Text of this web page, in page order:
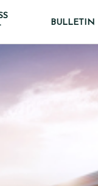
BULLETIN